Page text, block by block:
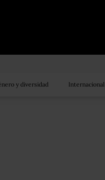
y diversidad Internacional